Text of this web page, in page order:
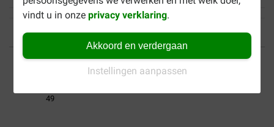
vindt u in onzeprivacy verklaring.
Akkoord en verdergaan
Instellingen aanpassen
49